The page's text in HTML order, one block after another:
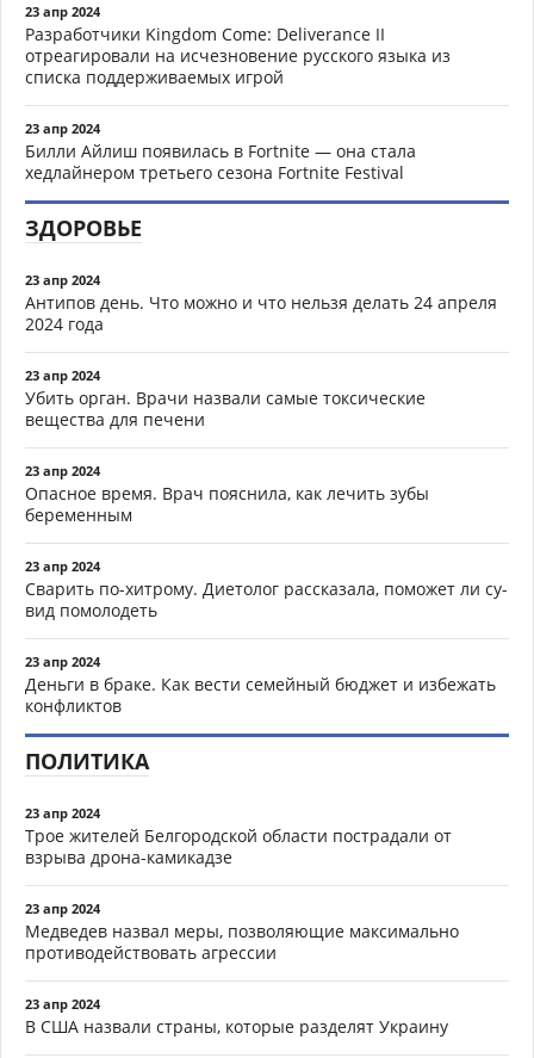
23 апр 2024
Разработчики Kingdom Come: Deliverance II
отреагировали на исчезновение русского языка из
списка поддерживаемых игрой
23 апр 2024
Билли Айлиш появилась в Fortnite — она стала
хедлайнером третьего сезона Fortnite Festival
ЗДОРОВЬЕ
23 апр 2024
Антипов день. Что можно и что нельзя делать 24 апреля
2024 года
23 апр 2024
Убить орган. Врачи назвали самые токсические
вещества для печени
23 апр 2024
Опасное время. Врач пояснила, как лечить зубы
беременным
23 апр 2024
Сварить по-хитрому. Диетолог рассказала, поможет ли су-
вид помолодеть
23 апр 2024
Деньги в браке. Как вести семейный бюджет и избежать
конфликтов
ПОЛИТИКА
23 апр 2024
Трое жителей Белгородской области пострадали от
взрыва дрона-камикадзе
23 апр 2024
Медведев назвал меры, позволяющие максимально
противодействовать агрессии
23 апр 2024
В США назвали страны, которые разделят Украину